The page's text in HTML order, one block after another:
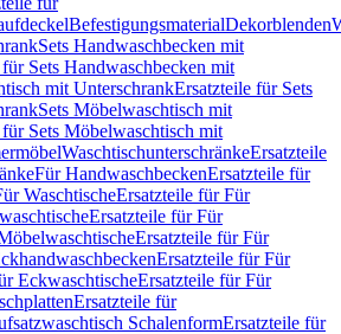
BefestigungsmaterialDekorblenden
Sets Handwaschbecken mit
Sets Handwaschbecken mit
mit UnterschrankErsatzteile für Sets
Sets Möbelwaschtisch mit
Sets Möbelwaschtisch mit
WaschtischunterschränkeErsatzteile
Für HandwaschbeckenErsatzteile für
WaschtischeErsatzteile für Für
Ersatzteile für Für
Ersatzteile für Für
Ersatzteile für Für
EckwaschtischeErsatzteile für Für
Ersatzteile für
SchalenformErsatzteile für